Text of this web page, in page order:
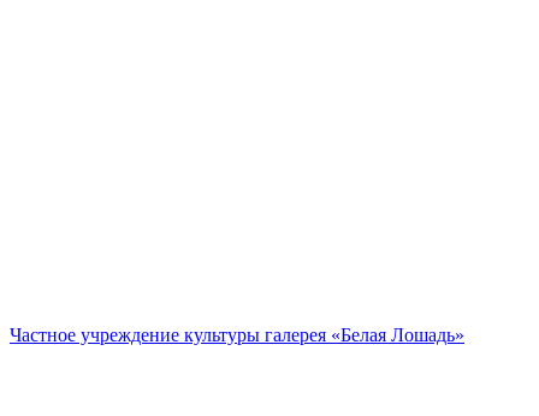
Частное учреждение культуры галерея «Белая Лошадь»